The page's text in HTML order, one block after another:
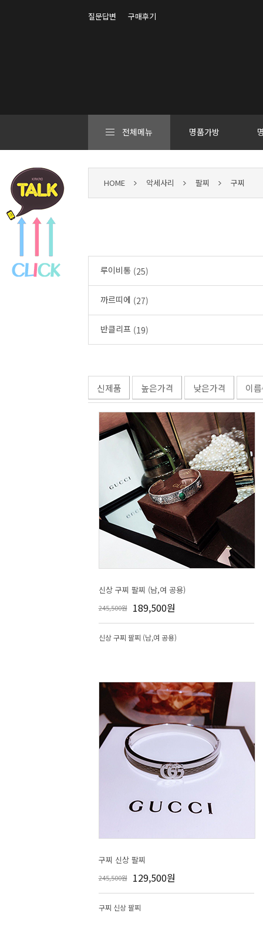
질문답변 구매후기
전체메뉴 명품가방
HOME 악세사리 팔찌 구찌
루이비통 (25)
까르띠에 (27)
반클리프 (19)
신제품 높은가격 낮은가격 이
신상 구찌 팔찌 (남,여 공용)
245,500원 189,500원
신상 구찌 팔찌 (남,여 공용)
구찌 신상 팔찌
245,500원 129,500원
구찌 신상 팔찌